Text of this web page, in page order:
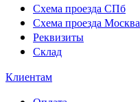
Схема проезда СПб
Схема проезда Москва
Реквизиты
Склад
Клиентам